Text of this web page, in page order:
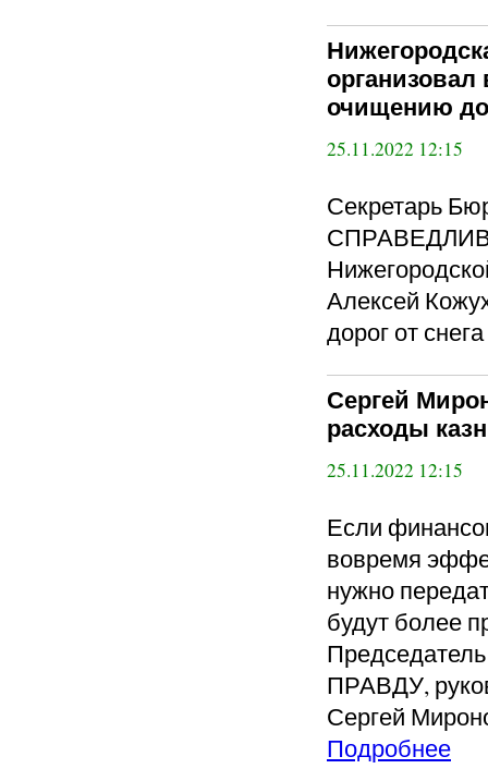
очищению
25.11.2022 12:15
Секретарь
Алексей
дорог от
Сергей
расходы
25.11.2022 12:15
Если
вовремя
нужно
будут более
ПРАВДУ,
Сергей
Подробнее